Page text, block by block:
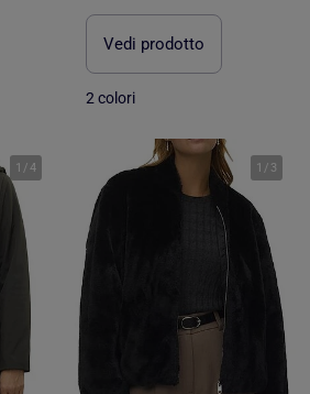
Vedi prodotto
2 colori
1 /4 1 / 3